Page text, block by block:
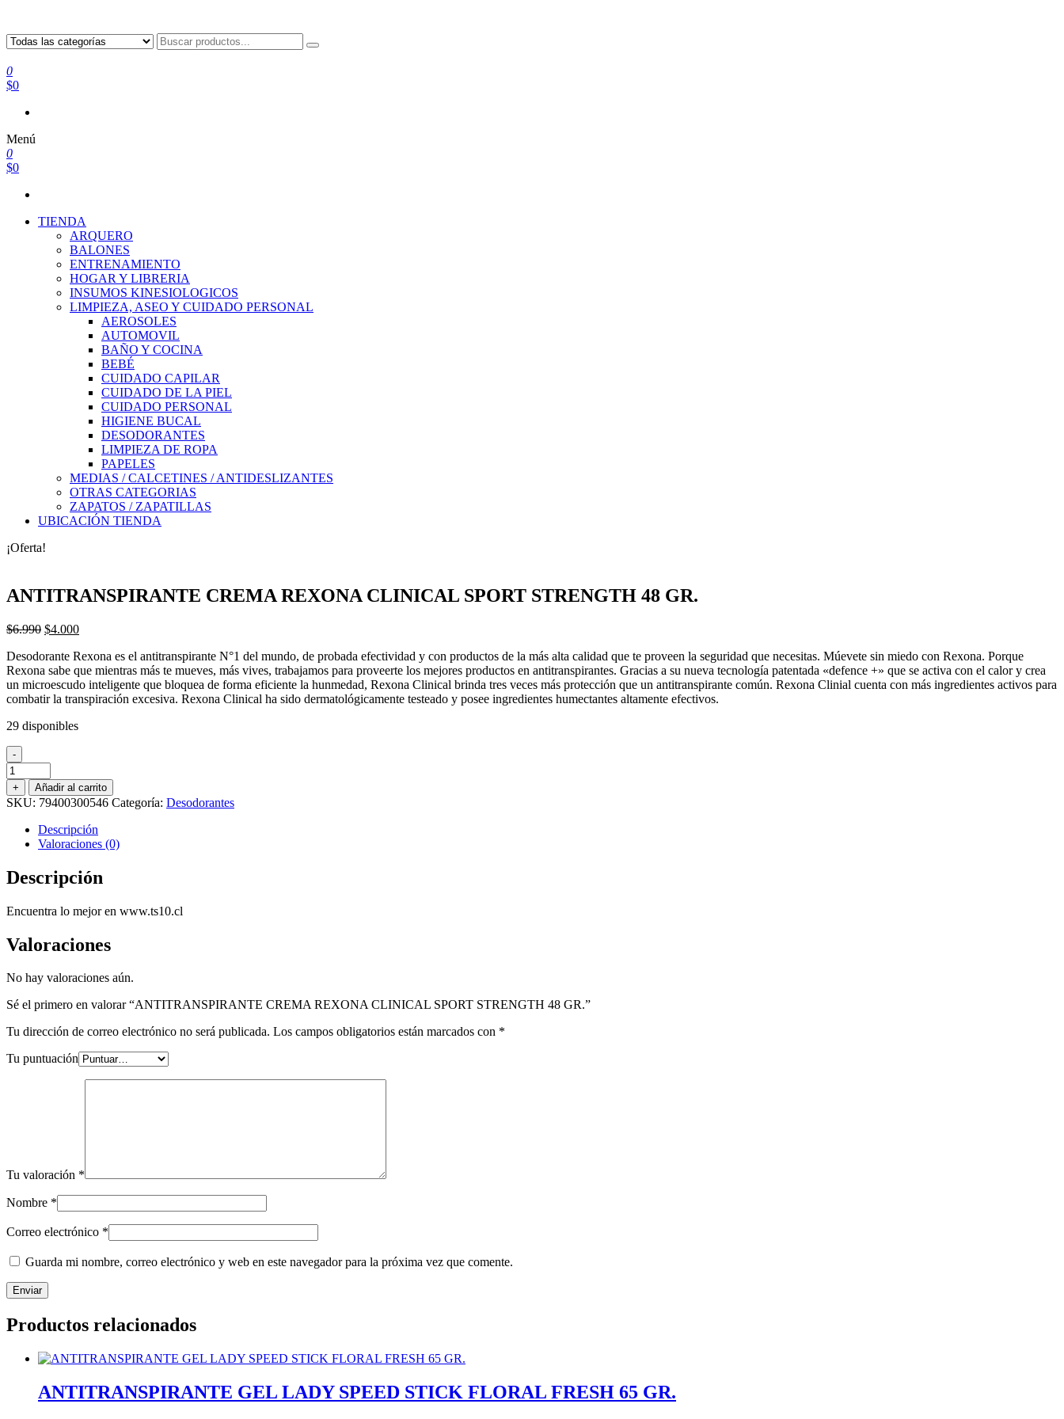
0
$0
Menú
0
$0
TIENDA
ARQUERO
BALONES
ENTRENAMIENTO
HOGAR Y LIBRERIA
INSUMOS KINESIOLOGICOS
LIMPIEZA, ASEO Y CUIDADO PERSONAL
AEROSOLES
AUTOMOVIL
BAÑO Y COCINA
BEBÉ
CUIDADO CAPILAR
CUIDADO DE LA PIEL
CUIDADO PERSONAL
HIGIENE BUCAL
DESODORANTES
LIMPIEZA DE ROPA
PAPELES
MEDIAS / CALCETINES / ANTIDESLIZANTES
OTRAS CATEGORIAS
ZAPATOS / ZAPATILLAS
UBICACIÓN TIENDA
¡Oferta!
ANTITRANSPIRANTE CREMA REXONA CLINICAL SPORT STRENGTH 48 GR.
$6.990 El
original
era:
$6.990.
$4.000El
actual
es:
$4.000.
Desodorante Rexona es el antitranspirante N°1 del mundo, de probada efectividad y con productos de la más alta calidad que te proveen la seguridad que necesitas. Múevete sin miedo con Rexona. Porque
Rexona sabe que mientras más te mueves, más vives, trabajamos para proveerte los mejores productos en antitranspirantes. Gracias a su nueva tecnología patentada «defence +» que se activa con el calor y crea
un microescudo inteligente que bloquea de forma eficiente la hunmedad, Rexona Clinical brinda tres veces más protección que un antitranspirante común. Rexona Clinial cuenta con más ingredientes activos para
combatir la transpiración excesiva. Rexona Clinical ha sido dermatológicamente testeado y posee ingredientes humectantes altamente efectivos.
29 disponibles
-
ANTITRANSPIRANTE
CREMA
REXONA
CLINICAL
SPORT
STRENGTH
GR.
cantidad
+ Añadir al carrito
SKU: 79400300546 Categoría: Desodorantes
Descripción
Valoraciones (0)
Descripción
Encuentra lo mejor en www.ts10.cl
Valoraciones
No hay valoraciones aún.
Sé el primero en valorar “ANTITRANSPIRANTE CREMA REXONA CLINICAL SPORT STRENGTH 48 GR.”
Tu dirección de correo electrónico no será publicada. Los campos obligatorios están marcados con *
Tu puntuación
Tu valoración *
Nombre *
Correo electrónico *
Guarda mi nombre, correo electrónico y web en este navegador para la próxima vez que comente.
Productos relacionados
ANTITRANSPIRANTE GEL LADY SPEED STICK FLORAL FRESH 65 GR.